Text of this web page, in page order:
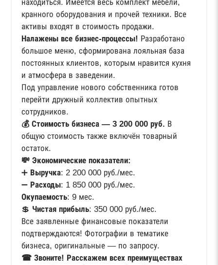
находиться. Имеется весь комплект мебели,
кранного оборудования и прочей техники. Все
активы входят в стоимость продажи.
Налажены все бизнес-процессы! Разработано
большое меню, сформирована лояльная база
постоянных клиентов, которым нравится кухня
и атмосфера в заведении.
Под управление нового собственника готов
перейти дружный коллектив опытных
сотрудников.
💰 Стоимость бизнеса — 3 200 000 руб. В
общую стоимость также включён товарный
остаток.
💸 Экономические показатели:
➕ Выручка: 2 200 000 руб./мес.
➖ Расходы: 1 850 000 руб./мес.
Окупаемость: 9 мес.
💲 Чистая прибыль: 350 000 руб./мес.
Все заявленные финансовые показатели
подтверждаются! Фотографии в тематике
бизнеса, оригинальные — по запросу.
☎ Звоните! Расскажем всех преимуществах